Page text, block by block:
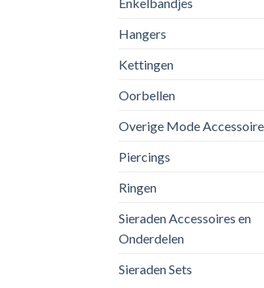
Enkelbandjes
Hangers
Kettingen
Oorbellen
Overige Mode
Piercings
Ringen
Sieraden Accessoires en
Onderdelen
Sieraden Sets